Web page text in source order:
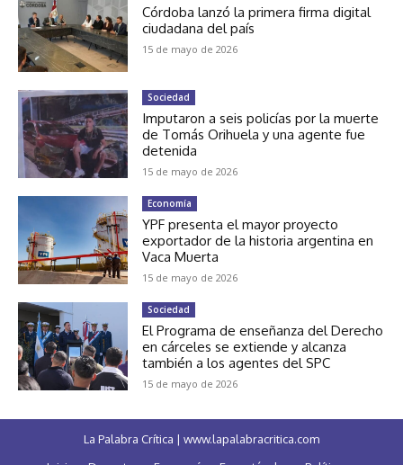
Córdoba lanzó la primera firma digital
ciudadana del país
15 de mayo de 2026
Sociedad
Imputaron a seis policías por la muerte
de Tomás Orihuela y una agente fue
detenida
15 de mayo de 2026
Economía
YPF presenta el mayor proyecto
exportador de la historia argentina en
Vaca Muerta
15 de mayo de 2026
Sociedad
El Programa de enseñanza del Derecho
en cárceles se extiende y alcanza
también a los agentes del SPC
15 de mayo de 2026
La Palabra Crítica | www.lapalabracritica.com